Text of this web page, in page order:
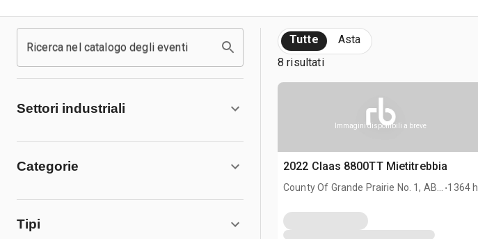
Ricerca nel catalogo degli eventi
Settori industriali
Categorie
Tipi
Tutte
Asta
8 risultati
Immagini disponibili a breve
2022 Claas 8800TT Mietitrebbia
County Of Grande Prairie No. 1, AB,
.1364 h